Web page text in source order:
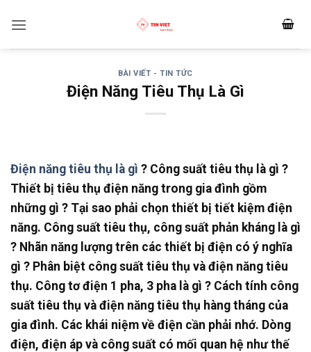
qua
BÀI VIẾT - TIN TỨC
Điện Năng Tiêu Thụ Là Gì
Điện năng tiêu thụ là gì ? Công suất tiêu thụ là gì ?
Thiết bị tiêu thụ điện năng trong gia đình gồm
những gì ? Tại sao phải chọn thiết bị tiết kiệm điện
năng. Công suất tiêu thụ, công suất phản kháng là gì
? Nhãn năng lượng trên các thiết bị điện có ý nghĩa
gì ? Phân biệt công suất tiêu thụ và điện năng tiêu
thụ. Công tơ điện 1 pha, 3 pha là gì ? Cách tính công
suất tiêu thụ và điện năng tiêu thụ hàng tháng của
gia đình. Các khái niệm về điện cần phải nhớ. Dòng
điện, điện áp và công suất có mối quan hệ như thế